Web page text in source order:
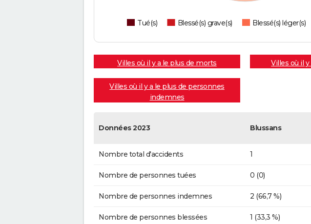
Tué(s) Blessé(s) grave(s) Blessé(s) léger(s)
Villes où il y a le plus de morts Villes où il
Villes où il y a le plus de personnes
indemnes
Données 2023 Blussans
Nombre total d'accidents 1
Nombre de personnes tuées 0 (0)
Nombre de personnes indemnes 2 (66,7 %)
Nombre de personnes blessées 1 (33,3 %)